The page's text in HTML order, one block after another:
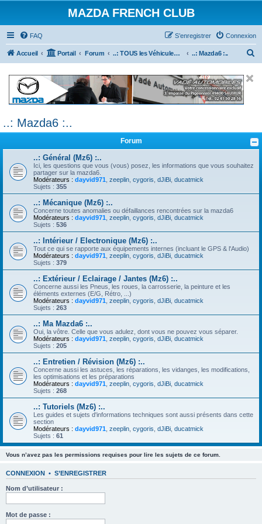
MAZDA FRENCH CLUB
FAQ Connexion
S’enregistrer
Accueil Portail Forum ..: TOUS les Véhicules MAZDA :.. ..: Mazda6 :..
c
h
..: Mazda6 :..
Forum
..: Général (Mz6) :..
Ici, les questions que vous (vous) posez, les informations que vous souhaitez
partager sur la mazda6.
Modérateurs : dayvid971 zeeplin cygoris dJiBi ducatmick
Sujets : 355
..: Mécanique (Mz6) :..
Concerne toutes anomalies ou défaillances rencontrées sur la mazda6
Modérateurs : dayvid971 zeeplin cygoris dJiBi ducatmick
Sujets : 536
..: Intérieur / Electronique (Mz6) :..
Tout ce qui se rapporte aux équipements internes (incluant le GPS & l'Audio)
Modérateurs : dayvid971 zeeplin cygoris dJiBi ducatmick
Sujets : 379
..: Extérieur / Eclairage / Jantes (Mz6) :..
Concerne aussi les Pneus, les roues, la carrosserie, la peinture et les
éléments externes (E/G, Rétro, ...)
Modérateurs : dayvid971 zeeplin cygoris dJiBi ducatmick
Sujets : 263
..: Ma Mazda6 :..
Oui, la vôtre. Celle que vous adulez, dont vous ne pouvez vous séparer.
Modérateurs : dayvid971 zeeplin cygoris dJiBi ducatmick
Sujets : 205
..: Entretien / Révision (Mz6) :..
Concerne aussi les astuces, les réparations, les vidanges, les modifications,
les optimisations et les préparations
Modérateurs : dayvid971 zeeplin cygoris dJiBi ducatmick
Sujets : 268
..: Tutoriels (Mz6) :..
Les guides et sujets d'informations techniques sont aussi présents dans cette
section
Modérateurs : dayvid971 zeeplin cygoris dJiBi ducatmick
Sujets : 61
Vous n’avez pas les permissions requises pour lire les sujets de ce forum.
CONNEXION • S’ENREGISTRER
Nom d’utilisateur :
Mot de passe :